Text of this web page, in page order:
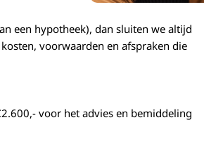
een hypotheek), dan sluiten we altijd
voorwaarden en afspraken die
voor het advies en bemiddeling